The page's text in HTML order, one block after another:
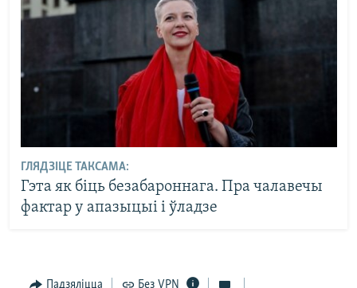
ГЛЯДЗІЦЕ ТАКСАМА:
Гэта як біць безабароннага. Пра чалавечы
фактар у апазыцыі і ўладзе
Падзяліцца Без VPN